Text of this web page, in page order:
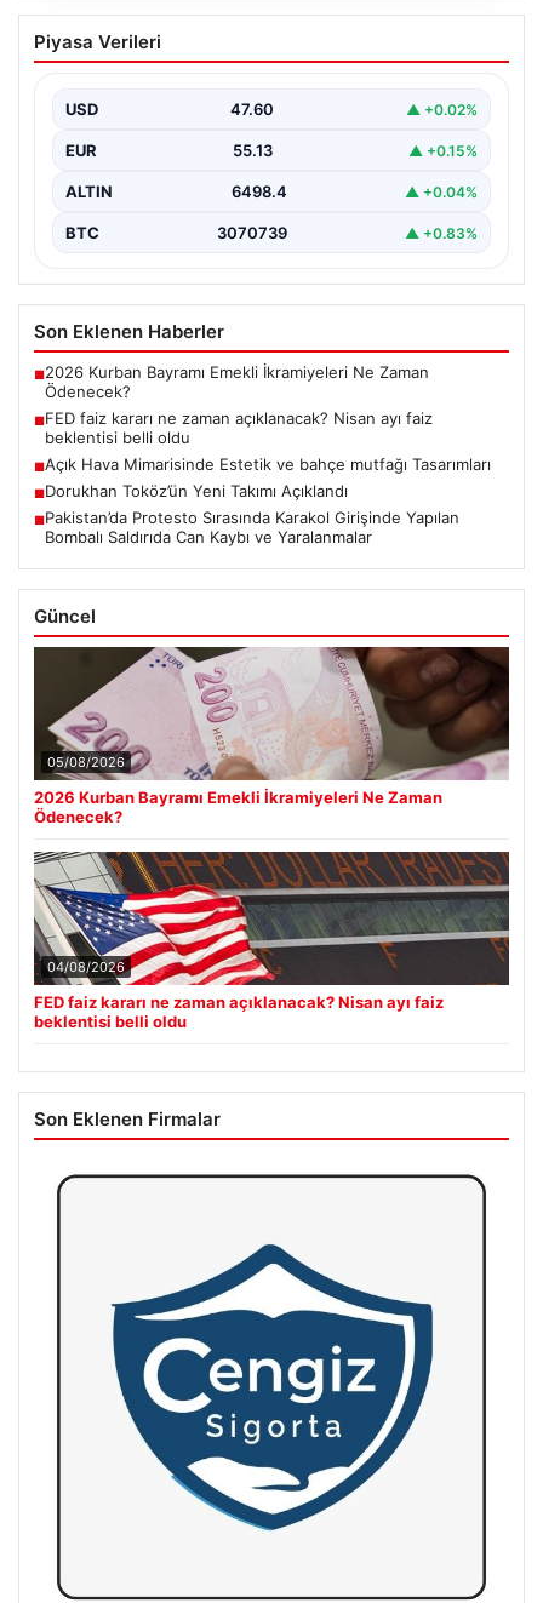
FED faiz kararı ne zaman açıklanacak?
Nisan ayı faiz beklentisi belli oldu
Piyasa Verileri
USD 47.60 ▲ +0.02%
EUR 55.13 ▲ +0.15%
ALTIN 6498.4 ▲ +0.04%
BTC 3070739 ▲ +0.83%
Son Eklenen Haberler
■2026 Kurban Bayramı Emekli İkramiyeleri Ne Zaman
Ödenecek?
■FED faiz kararı ne zaman açıklanacak? Nisan ayı faiz
beklentisi belli oldu
■Açık Hava Mimarisinde Estetik ve bahçe mutfağı Tasarımları
■Dorukhan Toköz’ün Yeni Takımı Açıklandı
■Pakistan’da Protesto Sırasında Karakol Girişinde Yapılan
Bombalı Saldırıda Can Kaybı ve Yaralanmalar
Güncel
05/08/2026
2026 Kurban Bayramı Emekli İkramiyeleri Ne Zaman
Ödenecek?
04/08/2026
FED faiz kararı ne zaman açıklanacak? Nisan ayı faiz
beklentisi belli oldu
Son Eklenen Firmalar